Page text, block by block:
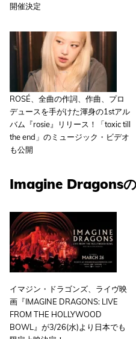
開催決定
ROSÉ、全曲の作詞、作曲、プロ
デュースを手がけた渾身の1stアル
バム『rosie』リリース！「toxic till
the end」のミュージック・ビデオ
も公開
Imagine Dragons
イマジン・ドラゴンズ、ライヴ映
画『IMAGINE DRAGONS: LIVE
FROM THE HOLLYWOOD
BOWL』が3/26(水)より日本でも